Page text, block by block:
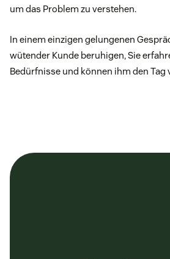
um das Problem zu verstehen.
In einem einzigen gelungenen
wütender Kunde beruhigen, Sie
Bedürfnisse und können ihm den Tag